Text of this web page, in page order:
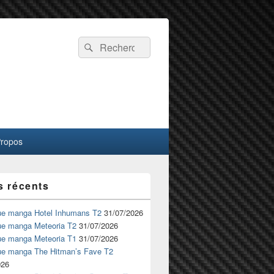
Recherche :
Rechercher
récents
manga Hotel Inhumans T2 31/07/2026
manga Meteoria T2 31/07/2026
manga Meteoria T1 31/07/2026
manga The Hitman’s Fave T2